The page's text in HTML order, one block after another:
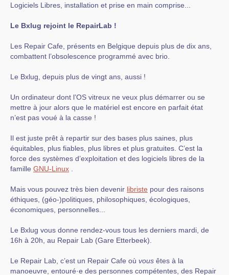
Logiciels Libres, installation et prise en main comprise...
Le Bxlug rejoint le RepairLab !
Les Repair Cafe, présents en Belgique depuis plus de dix ans,
combattent l’obsolescence programmé avec brio.
Le Bxlug, depuis plus de vingt ans, aussi !
Un ordinateur dont l’OS vitreux ne veux plus démarrer ou se
mettre à jour alors que le matériel est encore en parfait état
n’est pas voué à la casse !
Il est juste prêt à repartir sur des bases plus saines, plus
équitables, plus fiables, plus libres et plus gratuites. C’est la
force des systèmes d’exploitation et des logiciels libres de la
famille GNU-Linux
Mais vous pouvez très bien devenir libriste pour des raisons
éthiques, (géo-)politiques, philosophiques, écologiques,
économiques, personnelles...
Le Bxlug vous donne rendez-vous tous les derniers mardi, de
16h à 20h, au Repair Lab (Gare Etterbeek).
Le Repair Lab, c’est un Repair Cafe où vous êtes à la
manoeuvre, entouré·e des personnes compétentes, des Repair